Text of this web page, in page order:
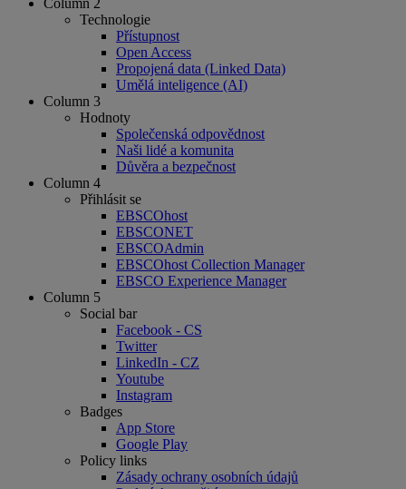
Column 2
Technologie
Přístupnost
Open Access
Propojená data (Linked Data)
Umělá inteligence (AI)
Column 3
Hodnoty
Společenská odpovědnost
Naši lidé a komunita
Důvěra a bezpečnost
Column 4
Přihlásit se
EBSCOhost
EBSCONET
EBSCOAdmin
EBSCOhost Collection Manager
EBSCO Experience Manager
Column 5
Social bar
Facebook - CS
Twitter
LinkedIn - CZ
Youtube
Instagram
Badges
App Store
Google Play
Policy links
Zásady ochrany osobních údajů